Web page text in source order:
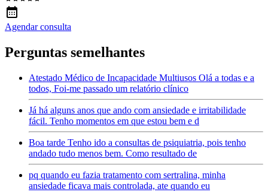
Agendar consulta
Perguntas semelhantes
Atestado Médico de Incapacidade Multiusos Olá a todas e a
todos, Foi-me passado um relatório clínico
Já há alguns anos que ando com ansiedade e irritabilidade
fácil. Tenho momentos em que estou bem e d
Boa tarde Tenho ido a consultas de psiquiatria, pois tenho
andado tudo menos bem. Como resultado de
pq quando eu fazia tratamento com sertralina, minha
ansiedade ficava mais controlada, ate quando eu